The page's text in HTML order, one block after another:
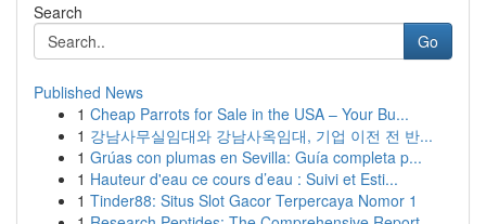
Search
Go
Published News
1 Cheap Parrots for Sale in the USA – Your Bu...
1 강남사무실임대와 강남사옥임대, 기업 이전 전 반...
1 Grúas con plumas en Sevilla: Guía completa p...
1 Hauteur d'eau ce cours d’eau : Suivi et Esti...
1 Tinder88: Situs Slot Gacor Terpercaya Nomor 1